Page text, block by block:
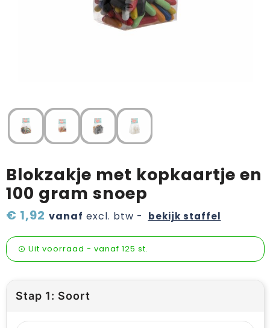
Verzorging & welness
Sinterklaas etenswaren
Zomerpakketten
Blokzakje met kopkaartje en
100 gram snoep
€ 1,92 vanaf excl. btw - bekijk staffel
Uit voorraad - vanaf 125 st.
Stap 1: Soort